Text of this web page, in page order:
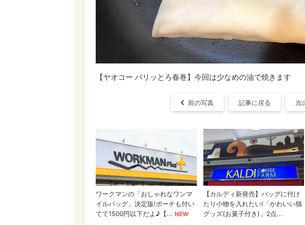
【ヤオコー パリッとろ春巻】今回は少なめの油で焼きます
前の写真 記事に戻る 次